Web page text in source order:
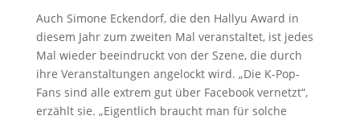
Auch Simone Eckendorf, die den Hallyu Award in
diesem Jahr zum zweiten Mal veranstaltet, ist jedes
Mal wieder beeindruckt von der Szene, die durch
ihre Veranstaltungen angelockt wird. „Die K-Pop-
Fans sind alle extrem gut über Facebook vernetzt“,
erzählt sie. „Eigentlich braucht man für solche